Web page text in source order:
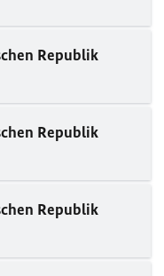
Republik
Republik
Republik